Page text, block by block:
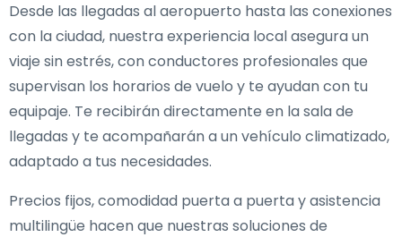
Desde las llegadas al aeropuerto hasta las conexiones
con la ciudad, nuestra experiencia local asegura un
viaje sin estrés, con conductores profesionales que
supervisan los horarios de vuelo y te ayudan con tu
equipaje. Te recibirán directamente en la sala de
llegadas y te acompañarán a un vehículo climatizado,
adaptado a tus necesidades.
Precios fijos, comodidad puerta a puerta y asistencia
multilingüe hacen que nuestras soluciones de